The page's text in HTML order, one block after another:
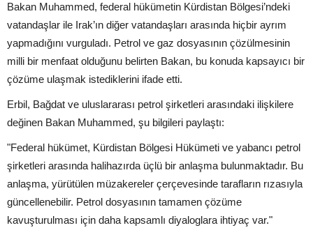
Bakan Muhammed, federal hükümetin Kürdistan Bölgesi’ndeki
vatandaşlar ile Irak’ın diğer vatandaşları arasında hiçbir ayrım
yapmadığını vurguladı. Petrol ve gaz dosyasının çözülmesinin
milli bir menfaat olduğunu belirten Bakan, bu konuda kapsayıcı bir
çözüme ulaşmak istediklerini ifade etti.
Erbil, Bağdat ve uluslararası petrol şirketleri arasındaki ilişkilere
değinen Bakan Muhammed, şu bilgileri paylaştı:
"Federal hükümet, Kürdistan Bölgesi Hükümeti ve yabancı petrol
şirketleri arasında halihazırda üçlü bir anlaşma bulunmaktadır. Bu
anlaşma, yürütülen müzakereler çerçevesinde tarafların rızasıyla
güncellenebilir. Petrol dosyasının tamamen çözüme
kavuşturulması için daha kapsamlı diyaloglara ihtiyaç var."